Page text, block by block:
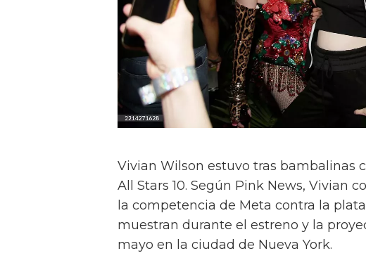
Vivian Wilson estuvo tras bambalinas
All Stars 10. Según Pink News, Vivian
la competencia de Meta contra la
muestran durante el estreno y la
mayo en la ciudad de Nueva York.